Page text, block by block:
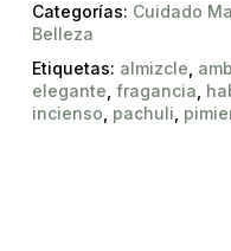
Categorías: Cuidado
Belleza
Etiquetas: almizcle
elegante fragancia
incienso pachuli